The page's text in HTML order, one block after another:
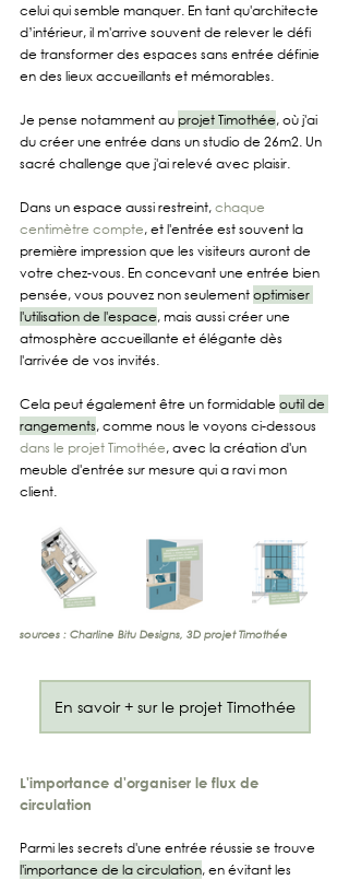
celui qui semble manquer. En tant qu'architecte
d’intérieur, il m'arrive souvent de relever le défi
de transformer des espaces sans entrée définie
en des lieux accueillants et mémorables.
Je pense notamment au projet Timothée, où j'ai
du créer une entrée dans un studio de 26m2. Un
sacré challenge que j'ai relevé avec plaisir.
Dans un espace aussi restreint, chaque
centimètre compte, et l'entrée est souvent la
première impression que les visiteurs auront de
votre chez-vous. En concevant une entrée bien
pensée, vous pouvez non seulement optimiser
l'utilisation de l'espace, mais aussi créer une
atmosphère accueillante et élégante dès
l'arrivée de vos invités.
Cela peut également être un formidable outil de
rangements, comme nous le voyons ci-dessous
dans le projet Timothée, avec la création d'un
meuble d'entrée sur mesure qui a ravi mon
client.
sources : Charline Bitu Designs, 3D projet Timothée
En savoir + sur le projet Timothée
L'importance d'organiser le flux de
circulation
Parmi les secrets d'une entrée réussie se trouve
l'importance de la circulation, en évitant les